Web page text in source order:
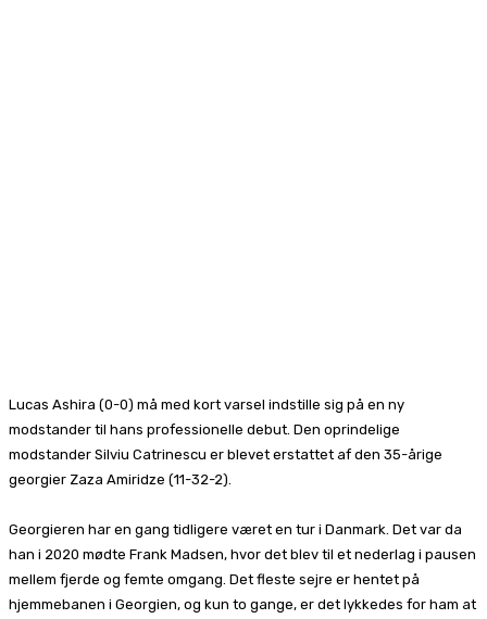
Lucas Ashira (0-0) må med kort varsel indstille sig på en ny
modstander til hans professionelle debut. Den oprindelige
modstander Silviu Catrinescu er blevet erstattet af den 35-årige
georgier Zaza Amiridze (11-32-2).
Georgieren har en gang tidligere været en tur i Danmark. Det var da
han i 2020 mødte Frank Madsen, hvor det blev til et nederlag i pausen
mellem fjerde og femte omgang. Det fleste sejre er hentet på
hjemmebanen i Georgien, og kun to gange, er det lykkedes for ham at